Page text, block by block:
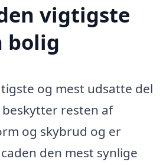
vigtigste
bolig
og mest udsatte del
resten af
og skybrud og er
den mest synlige